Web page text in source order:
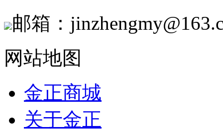
邮箱：
网站地图
金正商城
关于金正